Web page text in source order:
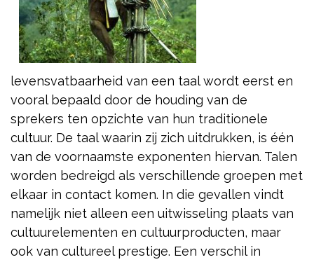
levensvatbaarheid van een taal wordt eerst en
vooral bepaald door de houding van de
sprekers ten opzichte van hun traditionele
cultuur. De taal waarin zij zich uitdrukken, is één
van de voornaamste exponenten hiervan. Talen
worden bedreigd als verschillende groepen met
elkaar in contact komen. In die gevallen vindt
namelijk niet alleen een uitwisseling plaats van
cultuurelementen en cultuurproducten, maar
ook van cultureel prestige. Een verschil in